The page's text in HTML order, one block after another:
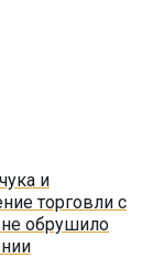
и
торговли с
обрушило